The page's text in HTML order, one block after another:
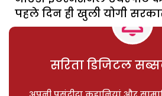
पहले दिन ही खुली योगी
सरिता डिजिटल